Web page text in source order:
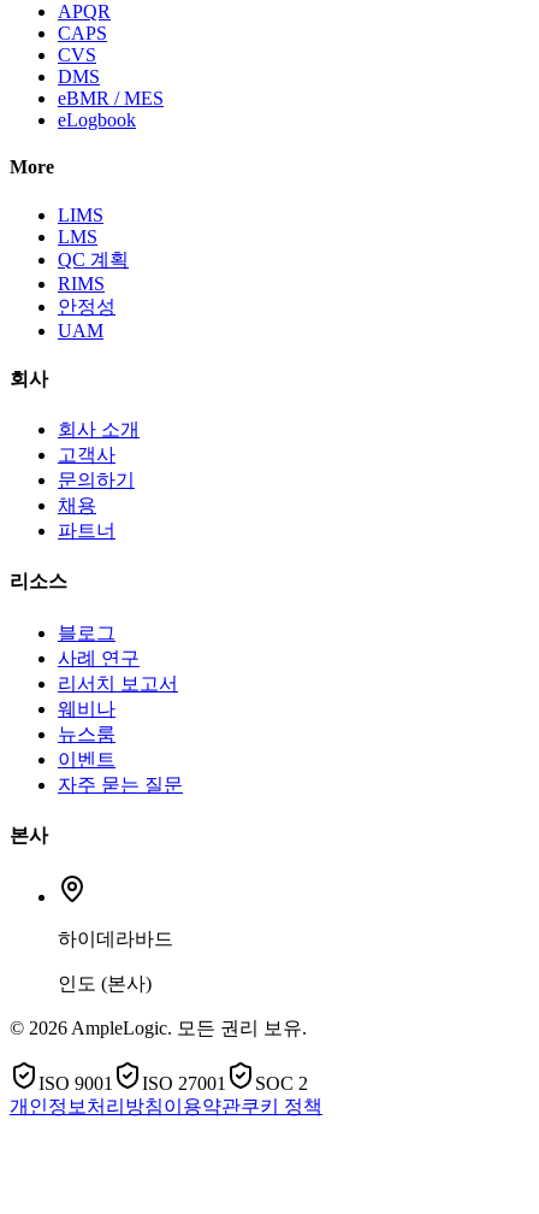
APQR
CAPS
CVS
DMS
eBMR / MES
eLogbook
More
LIMS
LMS
QC 계획
RIMS
안정성
UAM
회사
회사 소개
고객사
문의하기
채용
파트너
리소스
블로그
사례 연구
리서치 보고서
웨비나
뉴스룸
이벤트
자주 묻는 질문
본사
하이데라바드
인도 (본사)
© 2026 AmpleLogic. 모든 권리 보유.
ISO 9001 ISO 27001
SOC 2
개인정보처리방침이용약관쿠키 정책